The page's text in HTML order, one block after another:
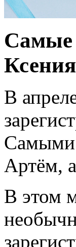
Самые
В
Самыми
Артём,
В этом